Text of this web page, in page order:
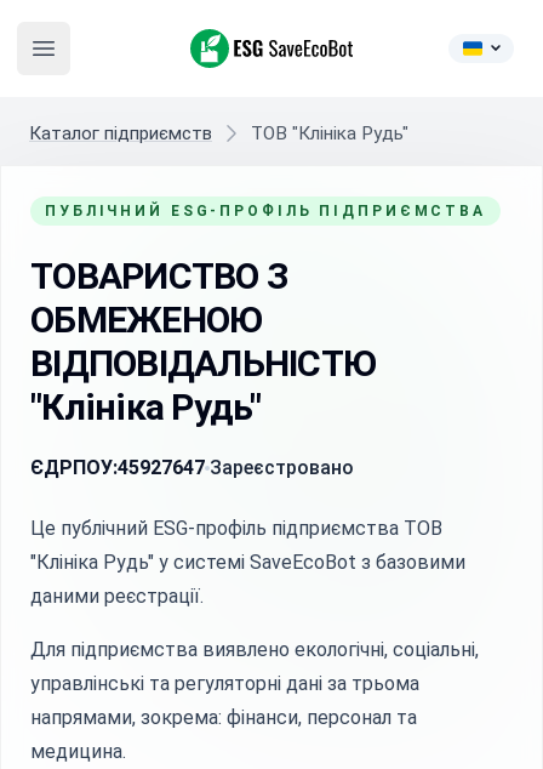
Open main menu
ESG SaveEcoBot
Каталог підприємств ТОВ "Клініка Рудь"
ПУБЛІЧНИЙ ESG-ПРОФІЛЬ ПІДПРИЄМСТВА
ТОВАРИСТВО З
ОБМЕЖЕНОЮ
ВІДПОВІДАЛЬНІСТЮ
"Клініка Рудь"
ЄДРПОУ:45927647 Зареєстровано
Це публічний ESG-профіль підприємства ТОВ
"Клініка Рудь" у системі SaveEcoBot з базовими
даними реєстрації.
Для підприємства виявлено екологічні, соціальні,
управлінські та регуляторні дані за трьома
напрямами, зокрема: фінанси, персонал та
медицина.